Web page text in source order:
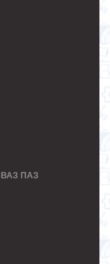
ВАЗ ПАЗ